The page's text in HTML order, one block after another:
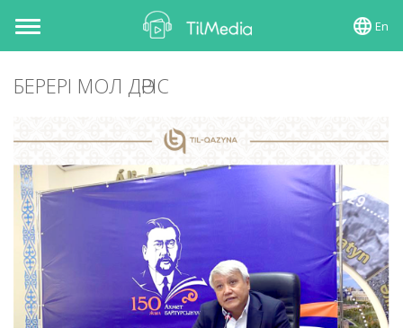
Toggle
navigation
En
БЕРЕРІ МОЛ ДӘРІС